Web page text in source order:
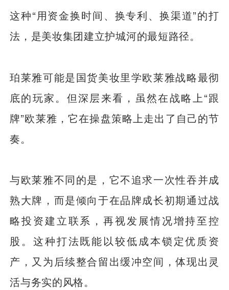
这种“用资金换时间、换专利、换渠道”的打
法，是美妆集团建立护城河的最短路径。
珀莱雅可能是国货美妆里学欧莱雅战略最彻
底的玩家。但深层来看，虽然在战略上“跟
牌”欧莱雅，它在操盘策略上走出了自己的节
奏。
与欧莱雅不同的是，它不追求一次性吞并成
熟大牌，而是倾向于在品牌成长初期通过战
略投资建立联系，再视发展情况增持至控
股。这种打法既能以较低成本锁定优质资
产，又为后续整合留出缓冲空间，体现出灵
活与务实的风格。